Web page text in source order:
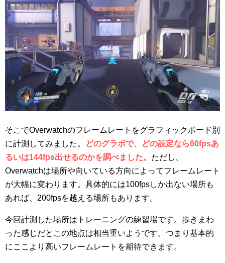
そこでOverwatchのフレームレートをグラフィックボード別
に計測してみました。
どのグラボで、どの設定なら60fpsあ
るいは144fps出せるのかを調べました。 ただし、
Overwatchは場所や向いている方向によってフレームレート
が大幅に変わります。具体的には100fpsしか出ない場所も
あれば、200fpsを越える場所もあります。
今回計測した場所はトレーニングの練習場です。歩きまわ
った感じだとこの地点は相当重いようです。つまり基本的
にここより高いフレームレートを期待できます。